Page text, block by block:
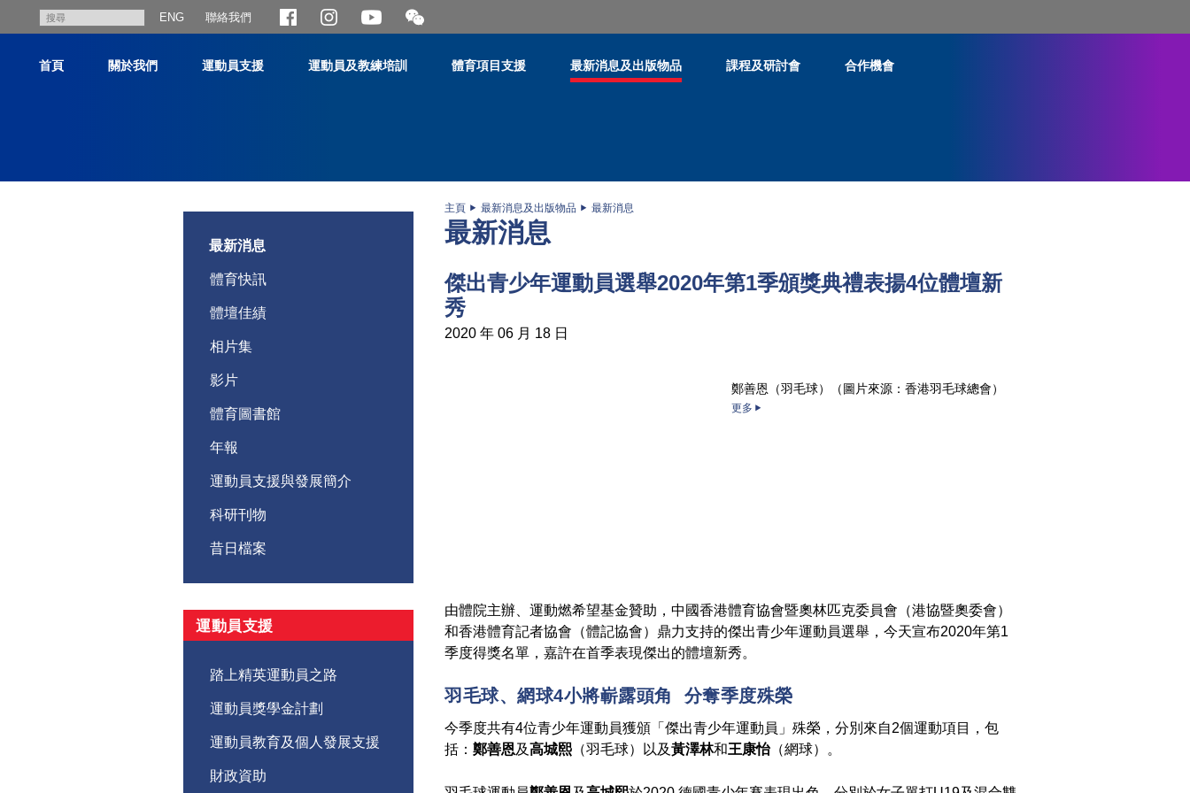
尋
ENG 聯絡我們
開
合
信
二
首頁 關於我們 運動員支援 運動員及教練培訓 體育項目支援 最新消息及出版物品 課程及研討會 合作機會
最新消息
體育快訊
體壇佳績
相片集
影片
體育圖書館
年報
運動員支援與發展簡介
科研刊物
昔日檔案
運動員支援
踏上精英運動員之路
運動員獎學金計劃
運動員教育及個人發展支援
財政資助
主頁 最新消息及出版物品 最新消息
最新消息
傑出青少年運動員選舉2020年第1季頒獎典禮表揚4位體壇新
秀
2020 年 06 月 18 日
鄭善恩（羽毛球）（圖片來源：香港羽毛球總會）
更多
由體院主辦、運動燃希望基金贊助，中國香港體育協會暨奧林匹克委員會（港協暨奧委會）
和香港體育記者協會（體記協會）鼎力支持的傑出青少年運動員選舉，今天宣布2020年第1
季度得獎名單，嘉許在首季表現傑出的體壇新秀。
羽毛球、網球4小將嶄露頭角 分奪季度殊榮
今季度共有4位青少年運動員獲頒「傑出青少年運動員」殊榮，分別來自2個運動項目，包
括： 鄭善恩及高城熙 （羽毛球）以及黃澤林和王康怡 （網球）。